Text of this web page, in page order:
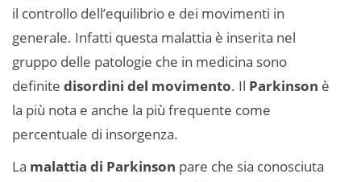
il controllo dell’equilibrio e dei movimenti in
generale. Infatti questa malattia è inserita nel
gruppo delle patologie che in medicina sono
definite disordini del movimento. Il Parkinson è
la più nota e anche la più frequente come
percentuale di insorgenza.
La malattia di Parkinson pare che sia conosciuta